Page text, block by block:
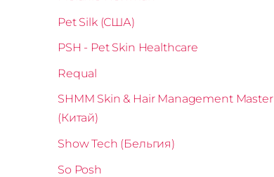
Pet Silk (США)
PSH - Pet Skin Healthcare
Requal
SHMM Skin & Hair Management Master
(Китай)
Show Tech (Бельгия)
So Posh